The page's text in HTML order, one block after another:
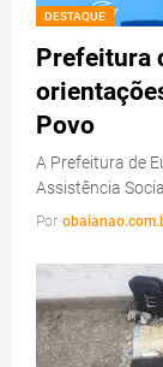
DESTAQUE
Prefeitura
Povo
A Prefeitura de
Assistência
Por